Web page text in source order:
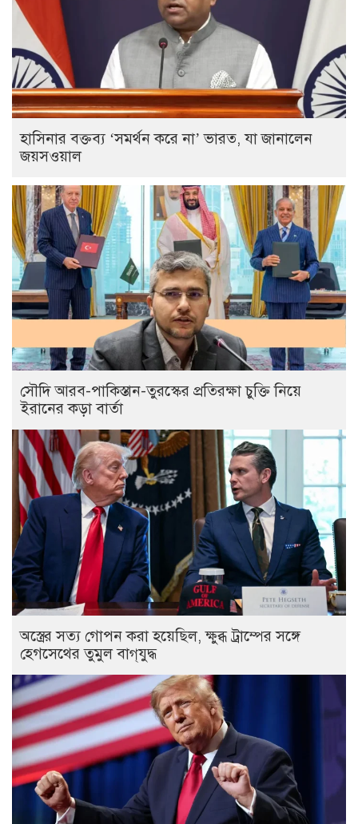
হাসিনার বক্তব্য ‘সমর্থন করে না’ ভারত, যা জানালেন
জয়সওয়াল
সৌদি আরব-পাকিস্তান-তুরস্কের প্রতিরক্ষা চুক্তি নিয়ে
ইরানের কড়া বার্তা
অস্ত্রের সত্য গোপন করা হয়েছিল, ক্ষুব্ধ ট্রাম্পের সঙ্গে
হেগসেথের তুমুল বাগ্‌যুদ্ধ